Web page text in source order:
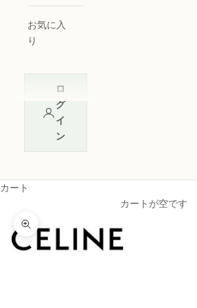
お気に入
り
ロ
グ
イ
ン
カート
カートが空です
ズームイン